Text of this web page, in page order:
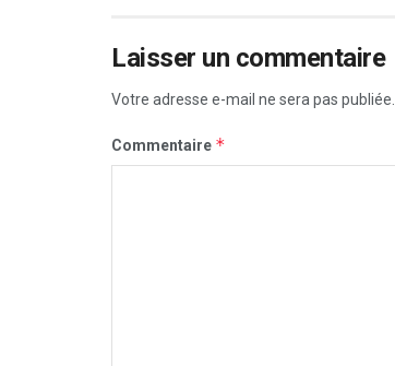
Laisser un commentaire
Votre adresse e-mail ne sera pas publiée.
Commentaire *